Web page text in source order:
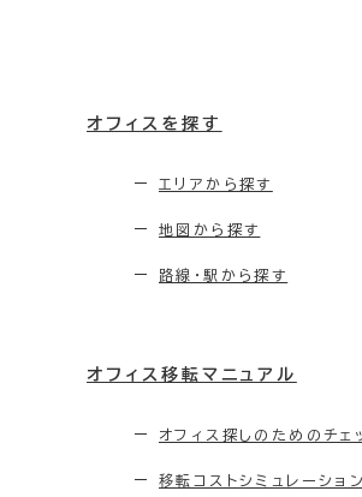
オフィスを探す
エリアから探す
地図から探す
路線・駅から探す
オフィス移転マニュアル
オフィス探しのためのチェ
移転コストシミュレーション